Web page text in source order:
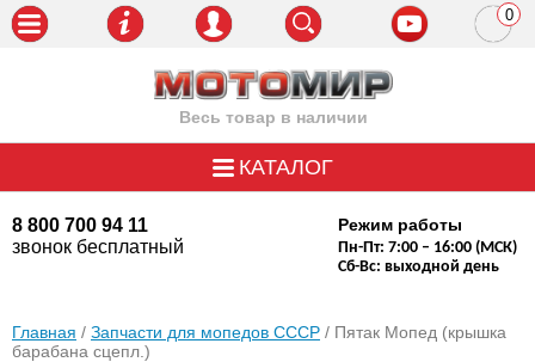
Весь товар в наличии
8 800 700 94 11
звонок бесплатный
Режим работы
Пн-Пт: 7:00 – 16:00 (МСК)
Сб-Вс: выходной день
0
КАТАЛОГ
Главная / Запчасти для мопедов СССР / Пятак Мопед (крышка
барабана сцепл.)